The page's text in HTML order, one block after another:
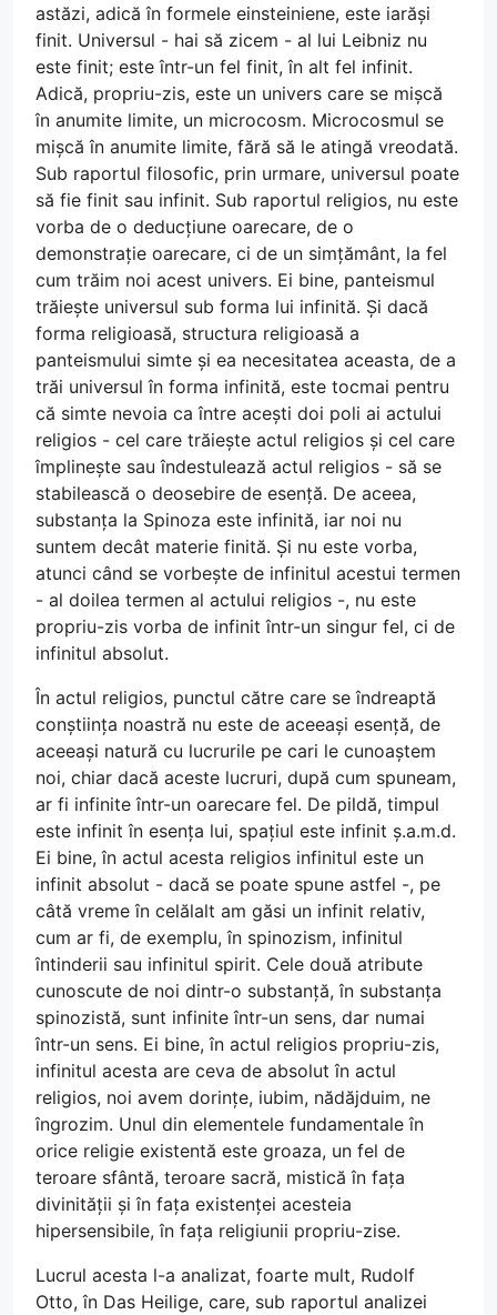
astăzi, adică în formele einsteiniene, este iarăși
finit. Universul - hai să zicem - al lui Leibniz nu
este finit; este într-un fel finit, în alt fel infinit.
Adică, propriu-zis, este un univers care se mișcă
în anumite limite, un microcosm. Microcosmul se
mișcă în anumite limite, fără să le atingă vreodată.
Sub raportul filosofic, prin urmare, universul poate
să fie finit sau infinit. Sub raportul religios, nu este
vorba de o deducțiune oarecare, de o
demonstrație oarecare, ci de un simțământ, la fel
cum trăim noi acest univers. Ei bine, panteismul
trăiește universul sub forma lui infinită. Și dacă
forma religioasă, structura religioasă a
panteismului simte și ea necesitatea aceasta, de a
trăi universul în forma infinită, este tocmai pentru
că simte nevoia ca între acești doi poli ai actului
religios - cel care trăiește actul religios și cel care
împlinește sau îndestulează actul religios - să se
stabilească o deosebire de esență. De aceea,
substanța la Spinoza este infinită, iar noi nu
suntem decât materie finită. Și nu este vorba,
atunci când se vorbește de infinitul acestui termen
- al doilea termen al actului religios -, nu este
propriu-zis vorba de infinit într-un singur fel, ci de
infinitul absolut.
În actul religios, punctul către care se îndreaptă
conștiința noastră nu este de aceeași esență, de
aceeași natură cu lucrurile pe cari le cunoaștem
noi, chiar dacă aceste lucruri, după cum spuneam,
ar fi infinite într-un oarecare fel. De pildă, timpul
este infinit în esența lui, spațiul este infinit ș.a.m.d.
Ei bine, în actul acesta religios infinitul este un
infinit absolut - dacă se poate spune astfel -, pe
câtă vreme în celălalt am găsi un infinit relativ,
cum ar fi, de exemplu, în spinozism, infinitul
întinderii sau infinitul spirit. Cele două atribute
cunoscute de noi dintr-o substanță, în substanța
spinozistă, sunt infinite într-un sens, dar numai
într-un sens. Ei bine, în actul religios propriu-zis,
infinitul acesta are ceva de absolut în actul
religios, noi avem dorințe, iubim, nădăjduim, ne
îngrozim. Unul din elementele fundamentale în
orice religie existentă este groaza, un fel de
teroare sfântă, teroare sacră, mistică în fața
divinității și în fața existenței acesteia
hipersensibile, în fața religiunii propriu-zise.
Lucrul acesta l-a analizat, foarte mult, Rudolf
Otto, în Das Heilige, care, sub raportul analizei